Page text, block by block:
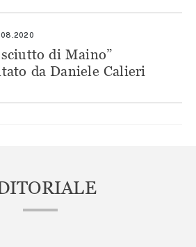
di Maino”
da Daniele Calieri